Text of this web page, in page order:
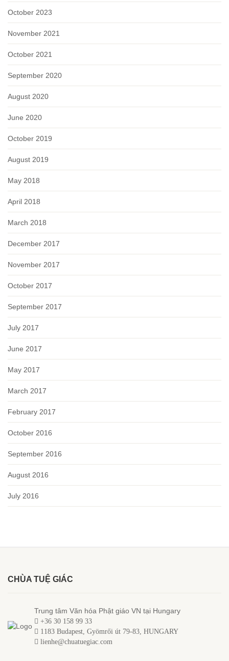
October 2023
November 2021
October 2021
September 2020
August 2020
June 2020
October 2019
August 2019
May 2018
April 2018
March 2018
December 2017
November 2017
October 2017
September 2017
July 2017
June 2017
May 2017
March 2017
February 2017
October 2016
September 2016
August 2016
July 2016
CHÙA TUỆ GIÁC
Trung tâm Văn hóa Phật giáo VN tại Hungary
+36 30 158 99 33
1183 Budapest, Gyömrői út 79-83, HUNGARY
lienhe@chuatuegiac.com